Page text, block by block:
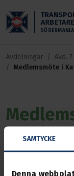
SAMTYCKE
Denna
Avdelningar Avd.
Medlemsmöte i